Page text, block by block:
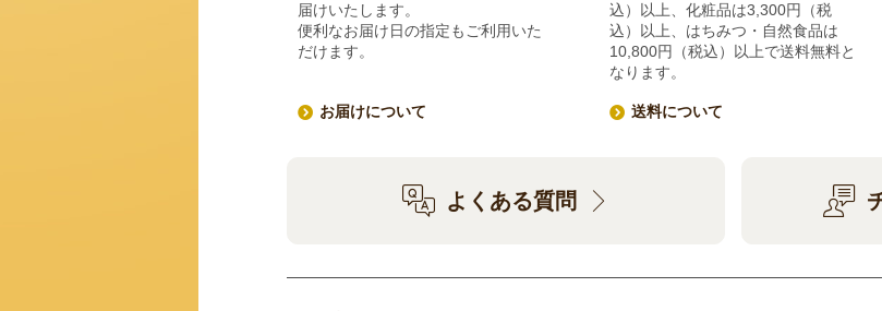
届けいたします。
便利なお届け日の指定もご利用いた
だけます。
お届けについて
込）以上、化粧品は3,300円（税
込）以上、はちみつ・自然食品は
10,800円（税込）以上で送料無料と
なります。
送料について
よくある質問